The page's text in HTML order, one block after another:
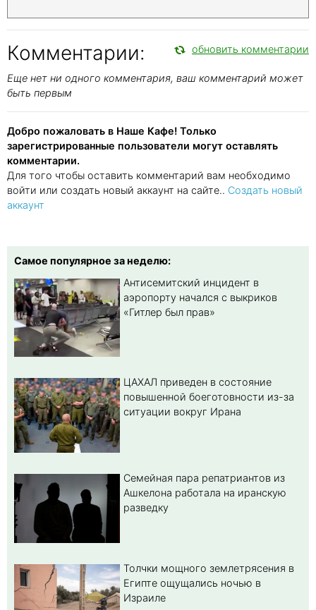
Комментарии: обновить комментарии
Еще нет ни одного комментария, ваш комментарий может
быть первым
Добро пожаловать в Наше Кафе! Только
зарегистрированные пользователи могут оставлять
комментарии.
Для того чтобы оставить комментарий вам необходимо
войти или создать новый аккаунт на сайте.. Создать новый
аккаунт
Самое популярное за неделю:
Антисемитский инцидент в
аэропорту начался с выкриков
«Гитлер был прав»
ЦАХАЛ приведен в состояние
повышенной боеготовности из-за
ситуации вокруг Ирана
Семейная пара репатриантов из
Ашкелона работала на иранскую
разведку
Толчки мощного землетрясения в
Египте ощущались ночью в
Израиле